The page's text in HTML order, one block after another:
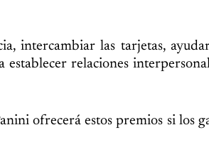
intercambiar las tarjetas,
relaciones
ofrecerá estos premios si los